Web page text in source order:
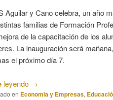
Aguilar y Cano celebra, un año
familias de Formación
de la capacitación de los
La inauguración será
el próximo día 7.
leyendo →
en Economia y Empresas,